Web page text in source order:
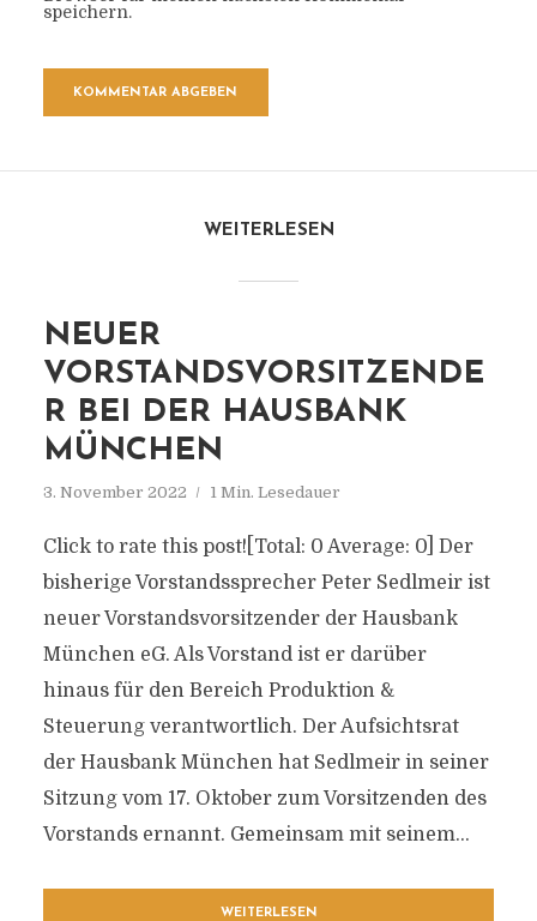
speichern.
WEITERLESEN
NEUER
VORSTANDSVORSITZENDE
R BEI DER HAUSBANK
MÜNCHEN
3. November 2022 1 Min. Lesedauer
Click to rate this post![Total: 0 Average: 0] Der
bisherige Vorstandssprecher Peter Sedlmeir ist
neuer Vorstandsvorsitzender der Hausbank
München eG. Als Vorstand ist er darüber
hinaus für den Bereich Produktion &
Steuerung verantwortlich. Der Aufsichtsrat
der Hausbank München hat Sedlmeir in seiner
Sitzung vom 17. Oktober zum Vorsitzenden des
Vorstands ernannt. Gemeinsam mit seinem...
WEITERLESEN